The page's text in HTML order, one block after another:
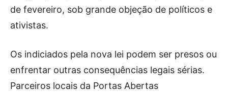
de fevereiro, sob grande objeção de políticos e
ativistas.
Os indiciados pela nova lei podem ser presos ou
enfrentar outras consequências legais sérias.
Parceiros locais da Portas Abertas